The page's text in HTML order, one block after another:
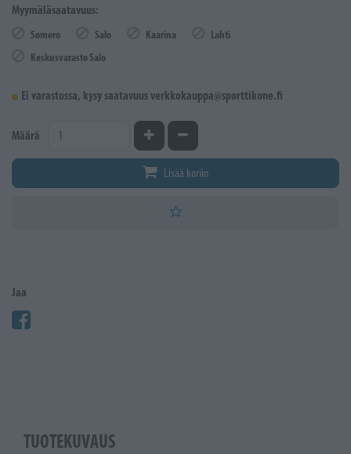
Myymäläsaatavuus:
Somero Salo Kaarina
Lahti
Keskusvarasto Salo
Ei varastossa, kysy saatavuus verkkokauppa@sporttikone.fi
Määrä Kasvata määrääVähennä määrää
Lisää koriin
Jaa
TUOTEKUVAUS